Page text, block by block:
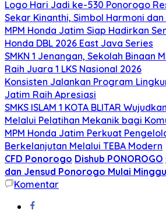
Logo Hari Jadi ke-530 Ponorogo
Sekar Kinanthi, Simbol Harmoni
MPM Honda Jatim Siap Hadirkan
Honda DBL 2026 East Java Series
SMKN 1 Jenangan, Sekolah Binaan
Raih Juara 1 LKS Nasional 2026
Konsisten Jalankan Program
Jatim Raih Apresiasi
SMKS ISLAM 1 KOTA BLITAR
Melalui Pelatihan Mekanik bagi
MPM Honda Jatim Perkuat
Berkelanjutan Melalui TEBA Modern
CFD Ponorogo Dishub PONOROGO
dan Jensud Ponorogo Mulai Minggu
Komentar